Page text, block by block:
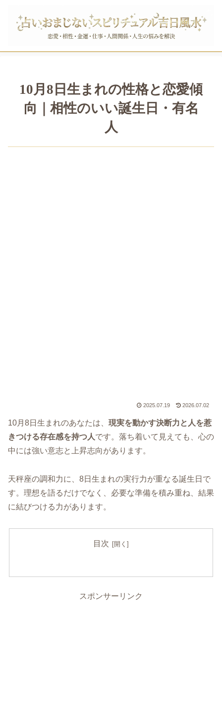
10月8日生まれの性格と恋愛傾
向｜相性のいい誕生日・有名
人
2025.07.19 2026.07.02
10月8日生まれのあなたは、 現実を動かす決断力と人を惹
きつける存在感を持つ人です。落ち着いて見えても、心の
中には強い意志と上昇志向があります。
天秤座の調和力に、8日生まれの実行力が重なる誕生日で
す。理想を語るだけでなく、必要な準備を積み重ね、結果
に結びつける力があります。
目次
スポンサーリンク